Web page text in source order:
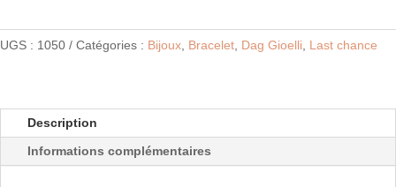
145,00 €.101,50 €.
UGS : 1050 Catégories : Bijoux Bracelet Dag Gioelli Last chance
Description
Informations complémentaires